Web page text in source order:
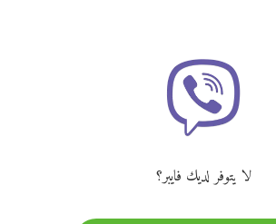
لا يتوفر لديك فايبر؟